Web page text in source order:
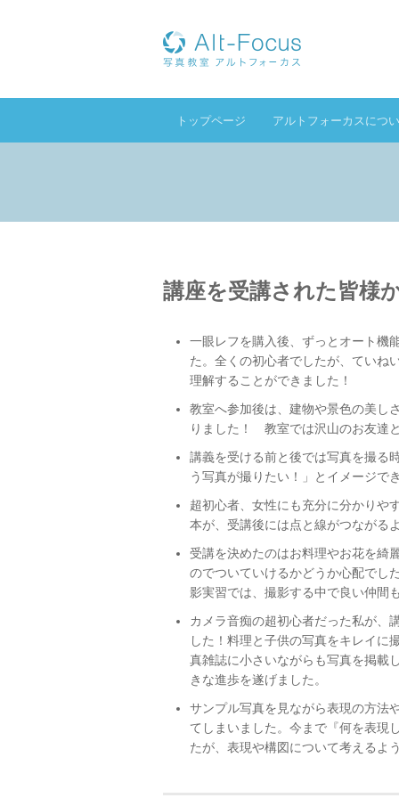
トップページ アルトフォーカスにつ
講座を受講された皆様
一眼レフを購入後、ずっとオート機
た。全くの初心者でしたが、ていね
理解することができました！
教室へ参加後は、建物や景色の美し
りました！ 教室では沢山のお友達
講義を受ける前と後では写真を撮
う写真が撮りたい！」とイメージで
超初心者、女性にも充分に分かりや
本が、受講後には点と線がつながる
受講を決めたのはお料理やお花を綺
のでついていけるかどうか心配でし
影実習では、撮影する中で良い仲間
カメラ音痴の超初心者だった私が、
した！料理と子供の写真をキレイに
真雑誌に小さいながらも写真を掲載
きな進歩を遂げました。
サンプル写真を見ながら表現の方法
てしまいました。今まで『何を表現
たが、表現や構図について考えるよ